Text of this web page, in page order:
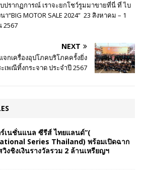
ปรากฏการณ์ เราจะยกโชว์รูมมาขายที่นี่ ที่ ไบ
า“BIG MOTOR SALE 2024” 23 สิงหาคม – 1
2567
NEXT
กเครื่องอุปโภคบริโภคครั้งยิ่ง
เพณีทิ้งกระจาด ประจำปี 2567
ร์เนชั่นแนล ซีรีส์ ไทยแลนด์”(
Series Thailand) พร้อมเปิดฉาก
วิงชิงเงินรางวัลรวม 2 ล้านเหรียญฯ